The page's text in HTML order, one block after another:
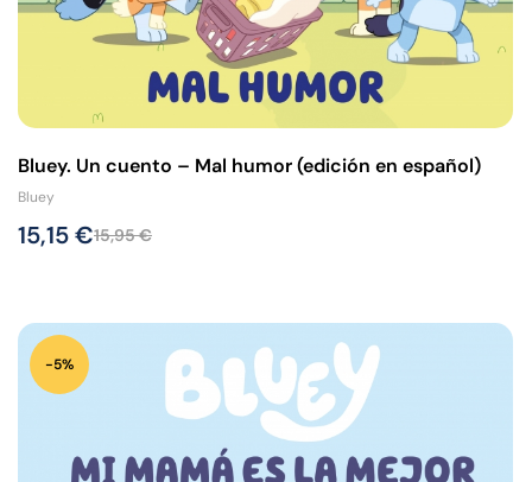
Bluey. Un cuento – Mal humor (edición en español)
Bluey
15,95€
15,15€
-5%